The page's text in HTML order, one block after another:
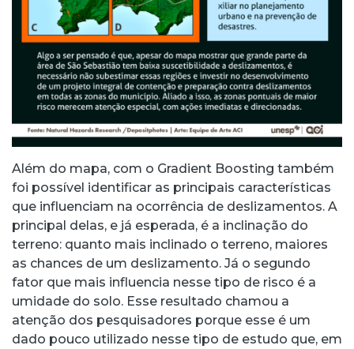
Além do mapa, com o Gradient Boosting também
foi possível identificar as principais características
que influenciam na ocorrência de deslizamentos. A
principal delas, e já esperada, é a inclinação do
terreno: quanto mais inclinado o terreno, maiores
as chances de um deslizamento. Já o segundo
fator que mais influencia nesse tipo de risco é a
umidade do solo. Esse resultado chamou a
atenção dos pesquisadores porque esse é um
dado pouco utilizado nesse tipo de estudo que, em